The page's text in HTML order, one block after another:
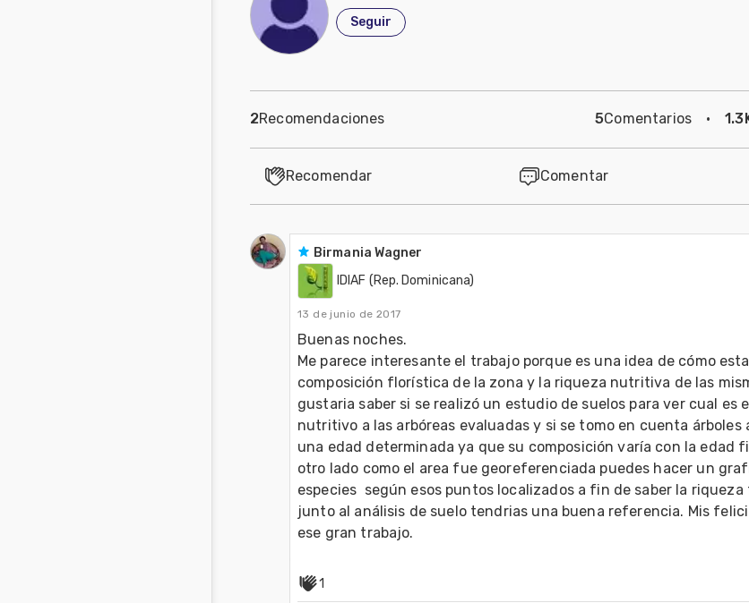
Seguir
2Recomendaciones 5Comentarios ·
Recomendar Comentar
Birmania Wagner
IDIAF (Rep. Dominicana)
13 de junio de 2017
Buenas noches.
Me parece interesante el trabajo porque es una idea de cómo
composición florística de la zona y la riqueza nutritiva de las
gustaria saber si se realizó un estudio de suelos para ver cual es
nutritivo a las arbóreas evaluadas y si se tomo en cuenta árboles
una edad determinada ya que su composición varía con la edad
otro lado como el area fue georeferenciada puedes hacer un
especies  según esos puntos localizados a fin de saber la
junto al análisis de suelo tendrias una buena referencia. Mis
ese gran trabajo.
1